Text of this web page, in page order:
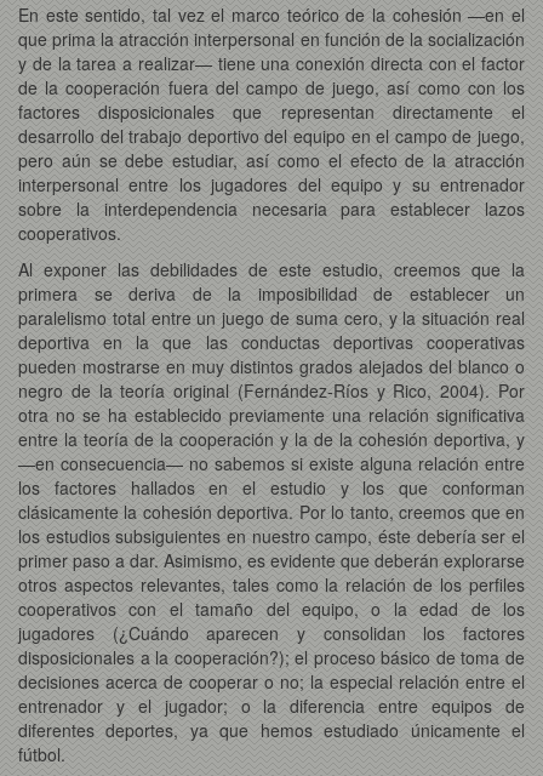
En este sentido, tal vez el marco teórico de la cohesión —en el
que prima la atracción interpersonal en función de la socialización
y de la tarea a realizar— tiene una conexión directa con el factor
de la cooperación fuera del campo de juego, así como con los
factores disposicionales que representan directamente el
desarrollo del trabajo deportivo del equipo en el campo de juego,
pero aún se debe estudiar, así como el efecto de la atracción
interpersonal entre los jugadores del equipo y su entrenador
sobre la interdependencia necesaria para establecer lazos
cooperativos.
Al exponer las debilidades de este estudio, creemos que la
primera se deriva de la imposibilidad de establecer un
paralelismo total entre un juego de suma cero, y la situación real
deportiva en la que las conductas deportivas cooperativas
pueden mostrarse en muy distintos grados alejados del blanco o
negro de la teoría original (Fernández-Ríos y Rico, 2004). Por
otra no se ha establecido previamente una relación significativa
entre la teoría de la cooperación y la de la cohesión deportiva, y
—en consecuencia— no sabemos si existe alguna relación entre
los factores hallados en el estudio y los que conforman
clásicamente la cohesión deportiva. Por lo tanto, creemos que en
los estudios subsiguientes en nuestro campo, éste debería ser el
primer paso a dar. Asimismo, es evidente que deberán explorarse
otros aspectos relevantes, tales como la relación de los perfiles
cooperativos con el tamaño del equipo, o la edad de los
jugadores (¿Cuándo aparecen y consolidan los factores
disposicionales a la cooperación?); el proceso básico de toma de
decisiones acerca de cooperar o no; la especial relación entre el
entrenador y el jugador; o la diferencia entre equipos de
diferentes deportes, ya que hemos estudiado únicamente el
fútbol.